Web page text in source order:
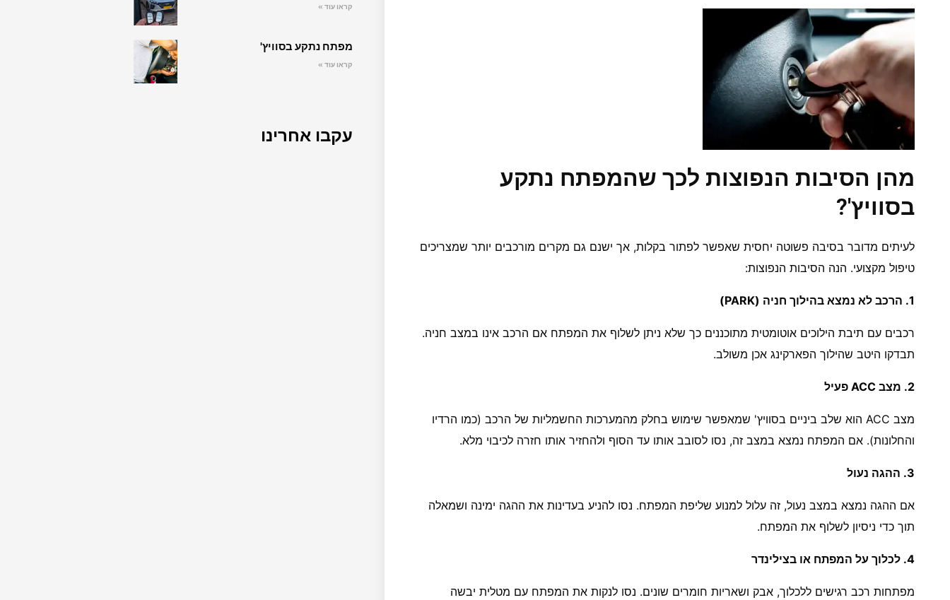
מהן הסיבות הנפוצות לכך שהמפתח נתקע
בסוויץ'?
לעיתים מדובר בסיבה פשוטה יחסית שאפשר לפתור בקלות, אך ישנם גם מקרים מורכבים יותר שמצריכים
טיפול מקצועי. הנה הסיבות הנפוצות:
1. הרכב לא נמצא בהילוך חניה (PARK)
רכבים עם תיבת הילוכים אוטומטית מתוכננים כך שלא ניתן לשלוף את המפתח אם הרכב אינו במצב חניה.
תבדקו היטב שהילוך הפארקינג אכן משולב.
2. מצב ACC פעיל
מצב ACC הוא שלב ביניים בסוויץ' שמאפשר שימוש בחלק מהמערכות החשמליות של הרכב (כמו הרדיו
והחלונות). אם המפתח נמצא במצב זה, נסו לסובב אותו עד הסוף ולהחזיר אותו חזרה לכיבוי מלא.
3. ההגה נעול
אם ההגה נמצא במצב נעול, זה עלול למנוע שליפת המפתח. נסו להניע בעדינות את ההגה ימינה ושמאלה
תוך כדי ניסיון לשלוף את המפתח.
4. לכלוך על המפתח או בצילינדר
מפתחות רכב רגישים ללכלוך, אבק ושאריות חומרים שונים. נסו לנקות את המפתח עם מטלית יבשה
קראו עוד »
מפתח נתקע בסוויץ'
קראו עוד »
עקבו אחרינו